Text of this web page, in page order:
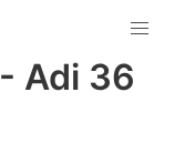
- Adi 36